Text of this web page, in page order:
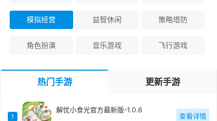
模拟经营 益智休闲 策略塔防
角色扮演 音乐游戏 飞行游戏
热门手游 更新手游
1
解忧小食光官方最新版-1.0.6
查看详情